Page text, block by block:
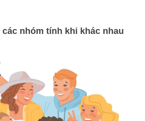
nhóm tính khi khác nhau